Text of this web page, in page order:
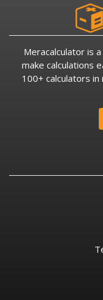
Meracalculator is
make calculations
100+ calculators